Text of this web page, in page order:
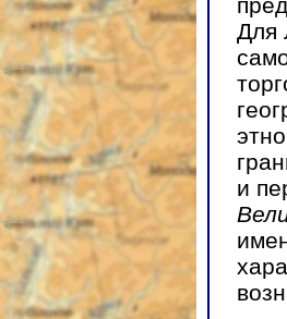
Для
и